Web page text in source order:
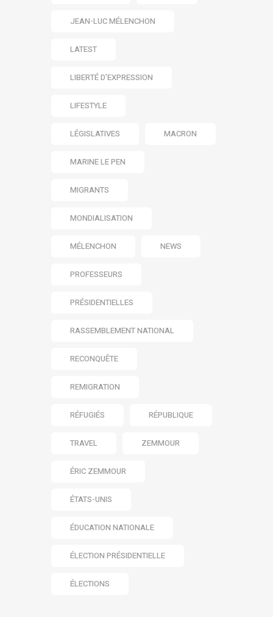
JEAN-LUC MÉLENCHON
LATEST
LIBERTÉ D’EXPRESSION
LIFESTYLE
LÉGISLATIVES MACRON
MARINE LE PEN
MIGRANTS
MONDIALISATION
MÉLENCHON NEWS
PROFESSEURS
PRÉSIDENTIELLES
RASSEMBLEMENT NATIONAL
RECONQUÊTE
REMIGRATION
RÉFUGIÉS RÉPUBLIQUE
TRAVEL ZEMMOUR
ÉRIC ZEMMOUR
ÉTATS-UNIS
ÉDUCATION NATIONALE
ÉLECTION PRÉSIDENTIELLE
ÉLECTIONS